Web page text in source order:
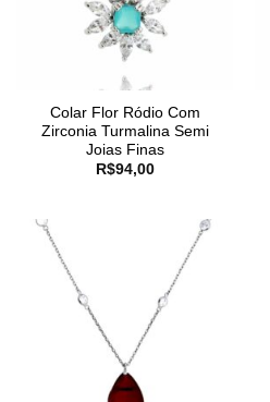
Colar Flor Ródio Com
Zirconia Turmalina Semi
Joias Finas
R$94,00